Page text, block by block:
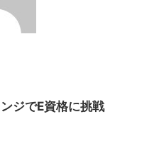
ジでE資格に挑戦